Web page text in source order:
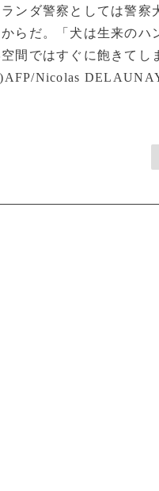
ンダ警察としては警察
らだ。「犬は生来のハ
間ではすぐに飽きて
Nicolas